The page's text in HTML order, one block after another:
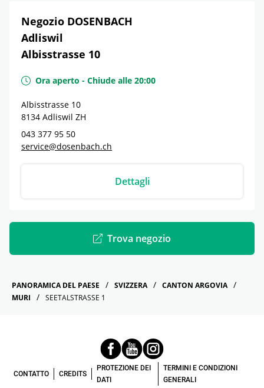
Negozio DOSENBACH
Adliswil
Albisstrasse 10
Ora aperto - Chiude alle 20:00
Albisstrasse 10
8134 Adliswil ZH
043 377 95 50
service@dosenbach.ch
Dettagli
Trova negozio
PANORAMICA DEL PAESE SVIZZERA
CANTON ARGOVIA
MURI
SEETALSTRASSE 1
CONTATTO CREDITS
PROTEZIONE DEI
DATI
TERMINI E CONDIZIONI
GENERALI